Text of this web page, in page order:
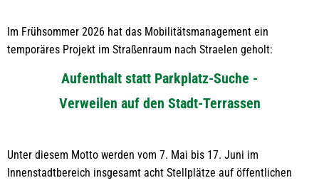
2026
Im Frühsommer 2026 hat das Mobilitätsmanagement ein
temporäres Projekt im Straßenraum nach Straelen geholt:
Aufenthalt statt Parkplatz-Suche -
Verweilen auf den Stadt-Terrassen
Unter diesem Motto werden vom 7. Mai bis 17. Juni im
Innenstadtbereich insgesamt acht Stellplätze auf öffentlichen